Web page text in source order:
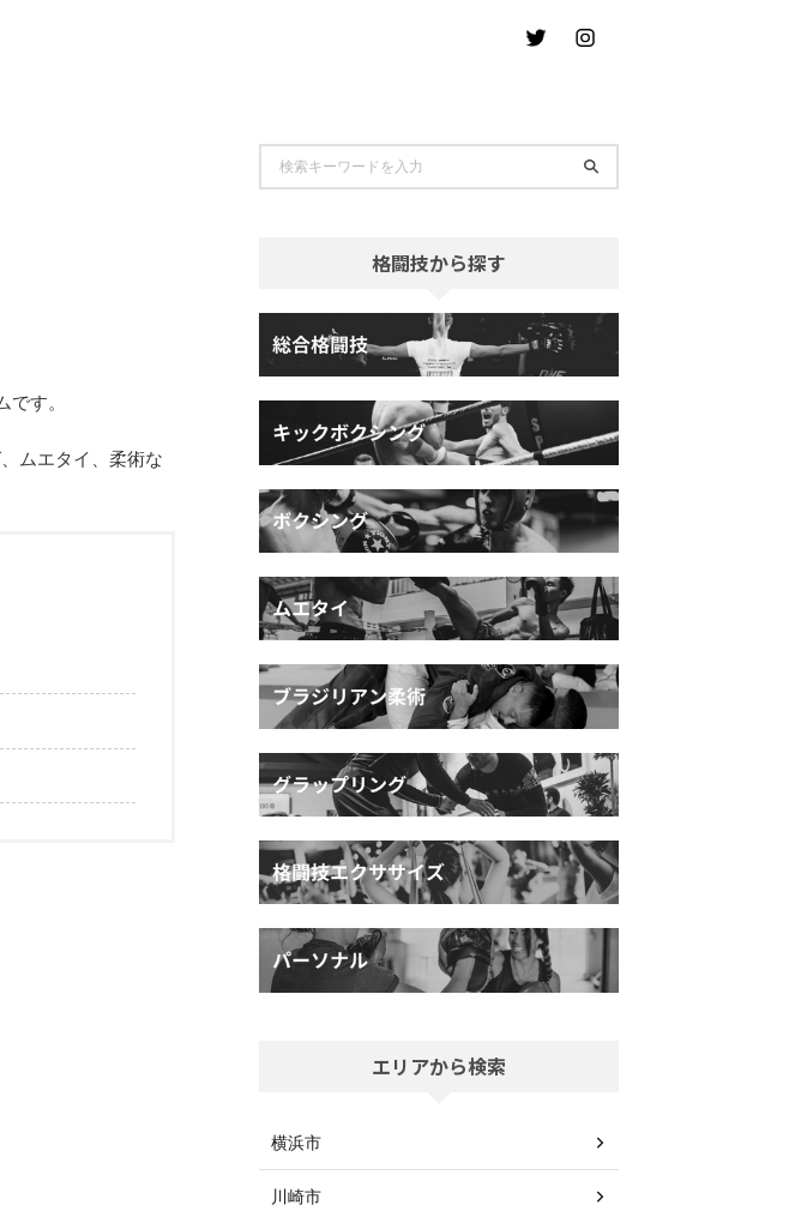
す。
ムエタイ、柔術な
格闘技から探す
エリアから検索
横浜市
川崎市